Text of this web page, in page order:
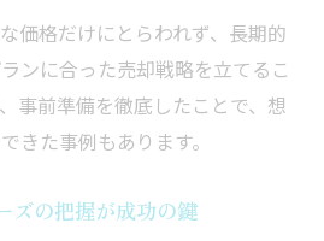
価格だけにとらわれず、長期的
ンに合った売却戦略を立てるこ
事前準備を徹底したことで、想
きた事例もあります。
ズの把握が成功の鍵